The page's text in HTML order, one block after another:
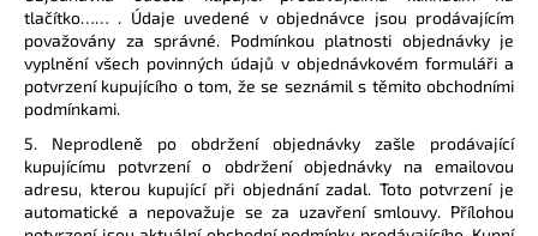
tlačítko…… . Údaje uvedené v objednávce jsou prodávajícím
považovány za správné. Podmínkou platnosti objednávky je
vyplnění všech povinných údajů v objednávkovém formuláři a
potvrzení kupujícího o tom, že se seznámil s těmito obchodními
podmínkami.
5. Neprodleně po obdržení objednávky zašle prodávající
kupujícímu potvrzení o obdržení objednávky na emailovou
adresu, kterou kupující při objednání zadal. Toto potvrzení je
automatické a nepovažuje se za uzavření smlouvy. Přílohou